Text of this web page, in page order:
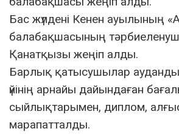
Бас жүлдені Кенен ауылының
балабақшасының
Қанатқызы жеңіп алды.
Барлық қатысушылар
үйінің арнайы дайындаған
сыйлықтарымен, диплом,
марапатталды.